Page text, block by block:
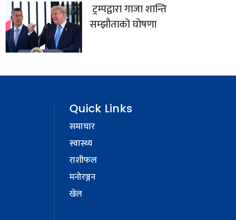
ट्रम्पद्वारा गाजा शान्ति
सम्झौताको घोषणा
Quick Links
समाचार
स्वास्थ्य
राशीफल
मनोरञ्जन
खेल